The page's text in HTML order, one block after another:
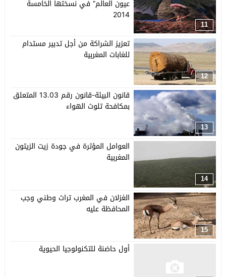
11
عيون العالم” في نسختها الخامسة
2014
12
تعزيز الشراكة من أجل تدبير مستدام
للغابات المغربية
13
قانون البيئة-قانون رقم 13.03 المتعلق
بمكافحة تلوث الهواء
14
العوامل المؤثرة في جودة زيت الزيتون
المغربية
15
الغزلان في المغرب تراث وطني وجب
المحافظة عليه
أول حاضنة للتكنولوجيا الحيوية